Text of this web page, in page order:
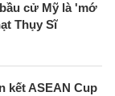
cử Mỹ là 'mớ
Thụy Sĩ
kết ASEAN Cup